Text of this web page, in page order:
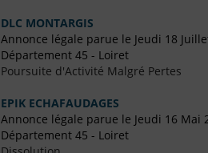
DLC MONTARGIS
Annonce légale parue le Jeudi 18
Département 45 - Loiret
Poursuite d'Activité Malgré Pertes
EPIK ECHAFAUDAGES
Annonce légale parue le Jeudi 16 Mai
Département 45 - Loiret